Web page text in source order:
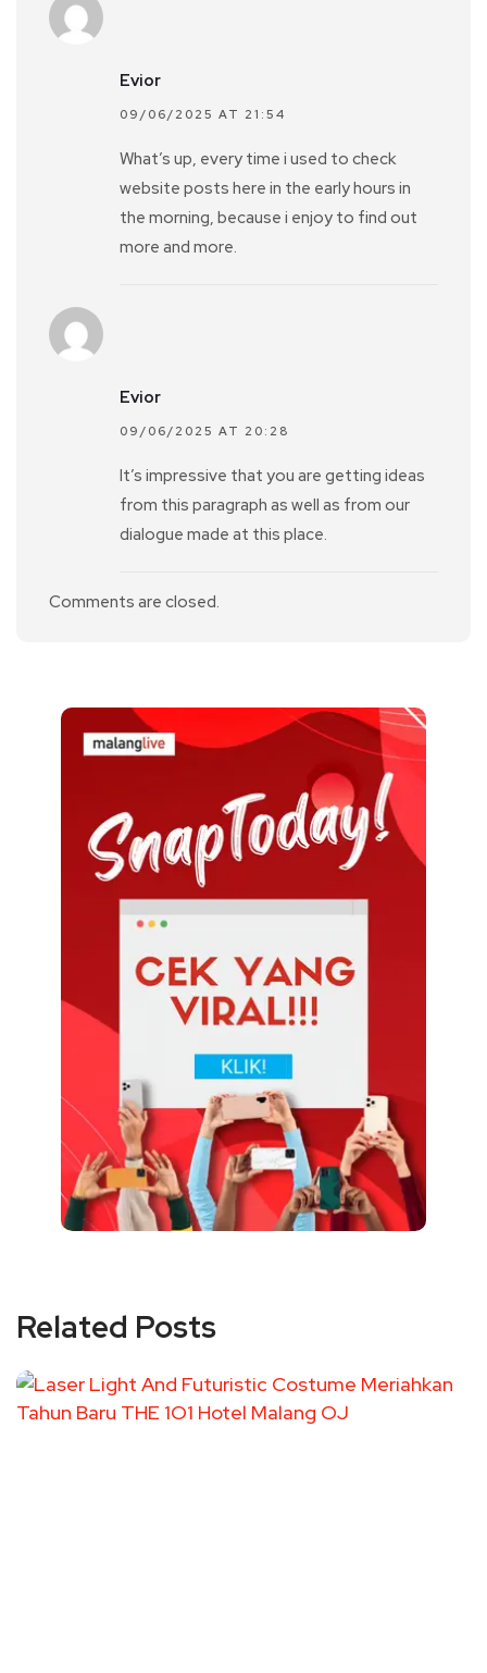
Evior
09/06/2025 AT 21:54
What’s up, every time i used to check
website posts here in the early hours in
the morning, because i enjoy to find out
more and more.
Evior
09/06/2025 AT 20:28
It’s impressive that you are getting ideas
from this paragraph as well as from our
dialogue made at this place.
Comments are closed.
Related Posts